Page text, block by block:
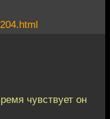
чувствует он